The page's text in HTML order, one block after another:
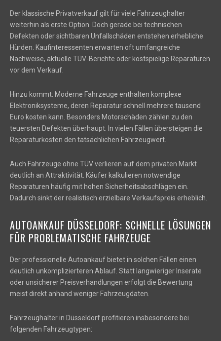
Der klassische Privatverkauf gilt für viele Fahrzeughalter
weiterhin als erste Option. Doch gerade bei technischen
Defekten oder sichtbaren Unfallschäden entstehen erhebliche
Hürden. Kaufinteressenten erwarten oft umfangreiche
Nachweise, aktuelle TÜV-Berichte oder kostspielige Reparaturen
vor dem Verkauf.
Hinzu kommt: Moderne Fahrzeuge enthalten komplexe
Elektroniksysteme, deren Reparatur schnell mehrere tausend
Euro kosten kann. Besonders Motorschäden zählen zu den
teuersten Defekten überhaupt. In vielen Fällen übersteigen die
Reparaturkosten den tatsächlichen Fahrzeugwert.
Auch Fahrzeuge ohne TÜV verlieren auf dem privaten Markt
deutlich an Attraktivität. Käufer kalkulieren notwendige
Reparaturen häufig mit hohen Sicherheitsabschlägen ein.
Dadurch sinkt der realistisch erzielbare Verkaufspreis erheblich.
AUTOANKAUF DÜSSELDORF: SCHNELLE LÖSUNGEN
FÜR PROBLEMATISCHE FAHRZEUGE
Der professionelle Autoankauf bietet in solchen Fällen einen
deutlich unkomplizierteren Ablauf. Statt langwieriger Inserate
oder unsicherer Preisverhandlungen erfolgt die Bewertung
meist direkt anhand weniger Fahrzeugdaten.
Fahrzeughalter in Düsseldorf profitieren insbesondere bei
folgenden Fahrzeugtypen: